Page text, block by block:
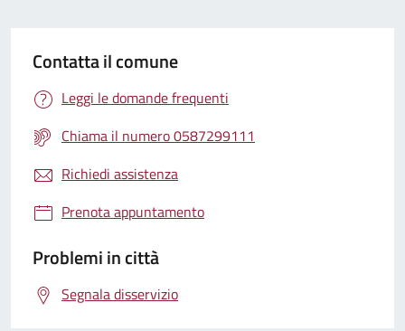
Contatta il comune
Leggi le domande frequenti
Chiama il numero 0587299111
Richiedi assistenza
Prenota appuntamento
Problemi in città
Segnala disservizio